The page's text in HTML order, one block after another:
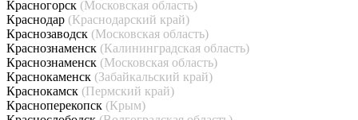
Красногорск (Московская область)
Краснодар (Краснодарский край)
Краснозаводск (Московская область)
Краснознаменск (Калининградская область)
Краснознаменск (Московская область)
Краснокаменск (Забайкальский край)
Краснокамск (Пермский край)
Красноперекопск (Крым)